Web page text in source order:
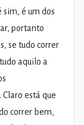
é um dos
portanto
se tudo correr
aquilo a
está que
correr bem,